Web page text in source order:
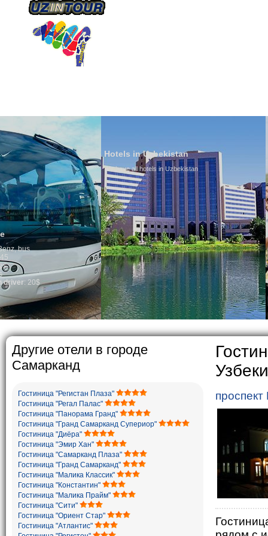
Hotels in Uzbekistan
We have all hotels in Uzbekistan
Culture of
By nature Uzbeks
is why migration
any influence on
general, the level
growth is very
marriages is
percentage of
in the world.
family is
The usual Uzbek
rather big. On the
5-6 children.
Другие отели в городе
Самарканд
Гостиница "Регистан Плаза"
Гостиница "Регал Палас"
Гостиница "Панорама Гранд"
Гостиница "Гранд Самарканд Супериор"
Гостиница "Диёра"
Гостиница "Эмир Хан"
Гостиница "Самарканд Плаза"
Гостиница "Гранд Самарканд"
Гостиница "Малика Классик"
Гостиница "Константин"
Гостиница "Малика Прайм"
Гостиница "Сити"
Гостиница "Ориент Стар"
Гостиница "Атлантис"